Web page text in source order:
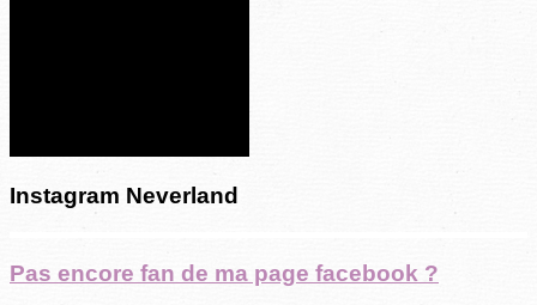
Instagram Neverland
Pas encore fan de ma page facebook ?